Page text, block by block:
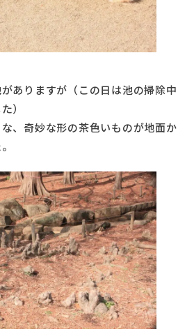
ありますが（この日は池の掃除中
）
、奇妙な形の茶色いものが地面か